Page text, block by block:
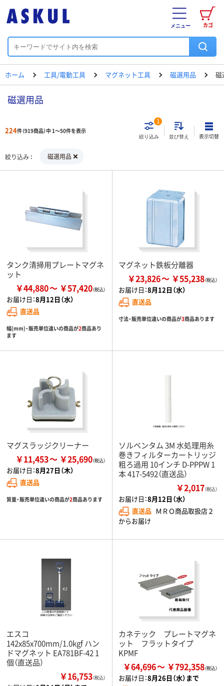
カゴ
メニュー
ホーム 工具/電動工具 マグネット工具 磁選用品 磁
磁選用品
224件（919商品）中 1～50件を表示
絞り込み
1
並び替え 表示切替
絞り込み 磁選用品
タンク清掃用プレートマグネ
ット
￥44,880 ￥57,420
お届け日：8月12日（水）
直送品
幅(mm)・販売単位違いの商品が2商品あり
ます
マグネット鉄板分離器
￥23,826 ￥55,238
お届け日：8月12日（水）
直送品
寸法・販売単位違いの商品が3商品あります
マグスラッジクリーナー
￥11,453 ￥25,690
お届け日：8月27日（木）
直送品
質量・販売単位違いの商品が2商品あります
ソルベンタム 3M 水処理用糸
巻きフィルターカートリッジ
粗ろ過用 10インチ D-PPPW 1
本 417-5492（直送品）
￥2,017（税込）
お届け日：8月12日（水）
直送品 ＭＲＯ商品取扱店２
からお届け
エスコ
142x85x700mm/1.0kgf ハン
ドマグネット EA781BF-42 1
個（直送品）
￥16,753（税込）
カネテック プレートマグネ
ット フラットタイプ
KPMF
￥64,696 ￥792,358
お届け日：8月26日（水）まで